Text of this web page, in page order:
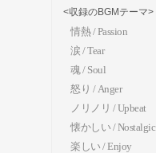
<収録のBGMテーマ>
情熱 / Passion
涙 / Tear
魂 / Soul
怒り / Anger
ノリノリ / Upbeat
懐かしい / Nostalgic
楽しい / Enjoy